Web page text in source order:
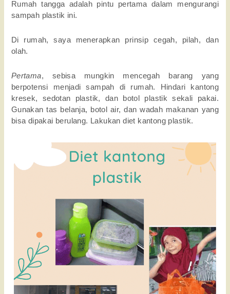
Rumah tangga adalah pintu pertama dalam mengurangi
sampah plastik ini.
Di rumah, saya menerapkan prinsip cegah, pilah, dan
olah.
Pertama, sebisa mungkin mencegah barang yang
berpotensi menjadi sampah di rumah. Hindari kantong
kresek, sedotan plastik, dan botol plastik sekali pakai.
Gunakan tas belanja, botol air, dan wadah makanan yang
bisa dipakai berulang. Lakukan diet kantong plastik.